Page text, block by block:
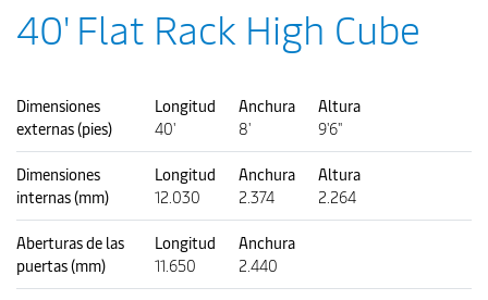
40' Flat Rack High Cube
Dimensiones
externas (pies)
Longitud
40'
Anchura
8'
Altura
9'6"
Dimensiones
internas (mm)
Longitud
12.030
Anchura
2.374
Altura
2.264
Aberturas de las
puertas (mm)
Longitud
11.650
Anchura
2.440